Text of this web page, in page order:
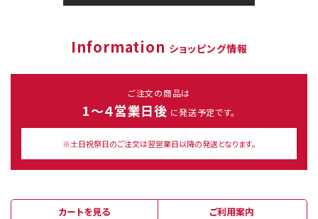
Information ショッピング情報
ご注文の商品は
1～４営業日後 に発送予定です。
※土日祝祭日のご注文は翌営業日以降の発送となります。
カートを見る
ご利用案内